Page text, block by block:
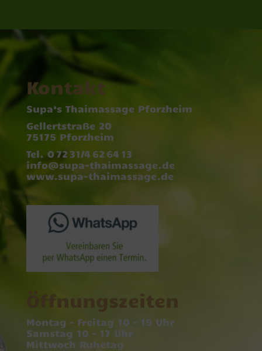
Kontakt
Supa’s Thaimassage Pforzheim
Gellertstraße 20
75175 Pforzheim
Tel. 0 72 31/4 62 64 13
info@supa-thaimassage.de
www.supa-thaimassage.de
Öffnungszeiten
Montag – Freitag 10 – 19 Uhr
Samstag 10 – 17 Uhr
Mittwoch Ruhetag